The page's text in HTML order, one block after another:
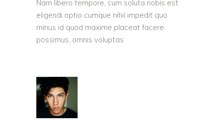
Nam libero tempore, cum soluta nobis est
eligendi optio cumque nihil impedit quo
minus id quod maxime placeat facere
possimus, omnis voluptas